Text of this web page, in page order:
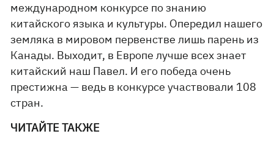
международном конкурсе по знанию
китайского языка и культуры. Опередил нашего
земляка в мировом первенстве лишь парень из
Канады. Выходит, в Европе лучше всех знает
китайский наш Павел. И его победа очень
престижна — ведь в конкурсе участвовали 108
стран.
ЧИТАЙТЕ ТАКЖЕ